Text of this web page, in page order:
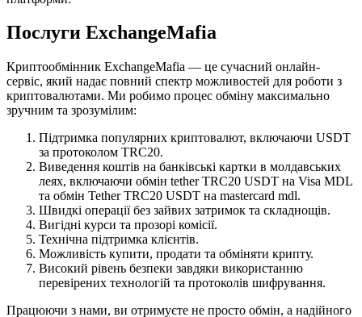
Послуги ExchangeMafia
Криптообмінник ExchangeMafia — це сучасний онлайн-
сервіс, який надає повний спектр можливостей для роботи з
криптовалютами. Ми робимо процес обміну максимально
зручним та зрозумілим:
Підтримка популярних криптовалют, включаючи USDT
за протоколом TRC20.
Виведення коштів на банківські картки в молдавських
леях, включаючи обмін tether TRC20 USDT на Visa MDL
та обмін Tether TRC20 USDT на mastercard mdl.
Швидкі операції без зайвих затримок та складнощів.
Вигідні курси та прозорі комісії.
Технічна підтримка клієнтів.
Можливість купити, продати та обміняти крипту.
Високий рівень безпеки завдяки використанню
перевірених технологій та протоколів шифрування.
Працюючи з нами, ви отримуєте не просто обмін, а надійного